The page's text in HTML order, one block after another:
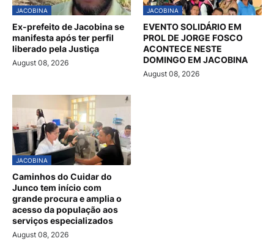
JACOBINA
Ex-prefeito de Jacobina se
manifesta após ter perfil
liberado pela Justiça
August 08, 2026
JACOBINA
EVENTO SOLIDÁRIO EM
PROL DE JORGE FOSCO
ACONTECE NESTE
DOMINGO EM JACOBINA
August 08, 2026
JACOBINA
Caminhos do Cuidar do
Junco tem início com
grande procura e amplia o
acesso da população aos
serviços especializados
August 08, 2026